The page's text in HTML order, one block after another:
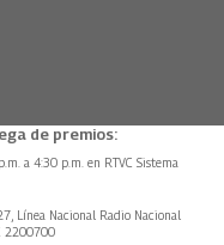
de premios:
a 4:30 p.m. en RTVC Sistema
Línea Nacional Radio Nacional
2200700